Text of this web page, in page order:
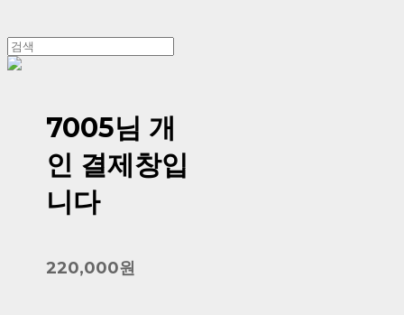
7005님 개
인 결제창입
니다
220,000원